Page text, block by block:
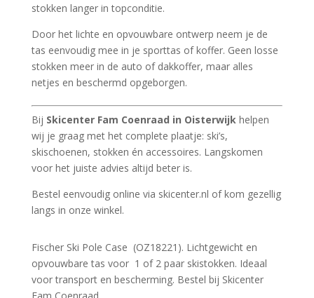
stokken langer in topconditie.
Door het lichte en opvouwbare ontwerp neem je de
tas eenvoudig mee in je sporttas of koffer. Geen losse
stokken meer in de auto of dakkoffer, maar alles
netjes en beschermd opgeborgen.
Bij Skicenter Fam Coenraad in Oisterwijkhelpen
wij je graag met het complete plaatje: ski’s,
skischoenen, stokken én accessoires. Langskomen
voor het juiste advies altijd beter is.
Bestel eenvoudig online via skicenter.nl of kom gezellig
langs in onze winkel.
Fischer Ski Pole Case (OZ18221). Lichtgewicht en
opvouwbare tas voor 1 of 2 paar skistokken. Ideaal
voor transport en bescherming. Bestel bij Skicenter